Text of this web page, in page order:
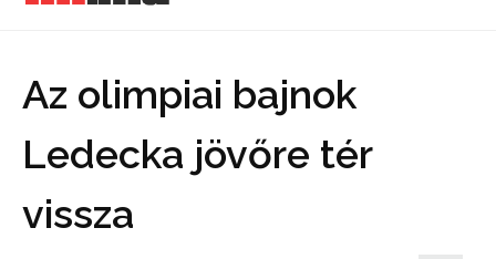
Az olimpiai bajnok
Ledecka jövőre tér
vissza